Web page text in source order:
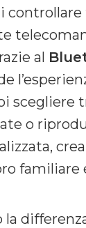
al
scegliere
o
familiare